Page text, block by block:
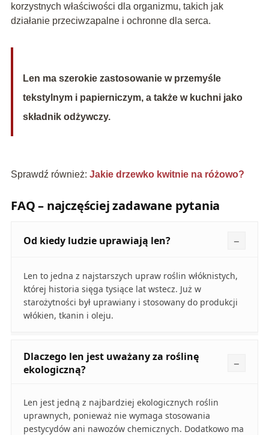
korzystnych właściwości dla organizmu, takich jak
działanie przeciwzapalne i ochronne dla serca.
Len ma szerokie zastosowanie w przemyśle
tekstylnym i papierniczym, a także w kuchni jako
składnik odżywczy.
Sprawdź również: Jakie drzewko kwitnie na różowo?
FAQ – najczęściej zadawane pytania
Od kiedy ludzie uprawiają len?
Len to jedna z najstarszych upraw roślin włóknistych,
której historia sięga tysiące lat wstecz. Już w
starożytności był uprawiany i stosowany do produkcji
włókien, tkanin i oleju.
Dlaczego len jest uważany za roślinę
ekologiczną?
Len jest jedną z najbardziej ekologicznych roślin
uprawnych, ponieważ nie wymaga stosowania
pestycydów ani nawozów chemicznych. Dodatkowo ma